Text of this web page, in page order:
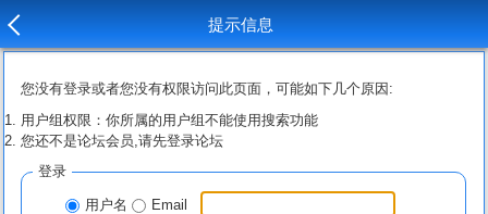
提示信息
您没有登录或者您没有权限访问此页面，可能如下几个原因:
用户组权限：你所属的用户组不能使用搜索功能
您还不是论坛会员,请先登录论坛
登录
用户名 Email